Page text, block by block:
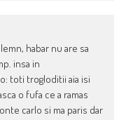
habar nu are sa
insa in
toti trogloditii aia isi
o fufa ce a ramas
carlo si ma paris dar